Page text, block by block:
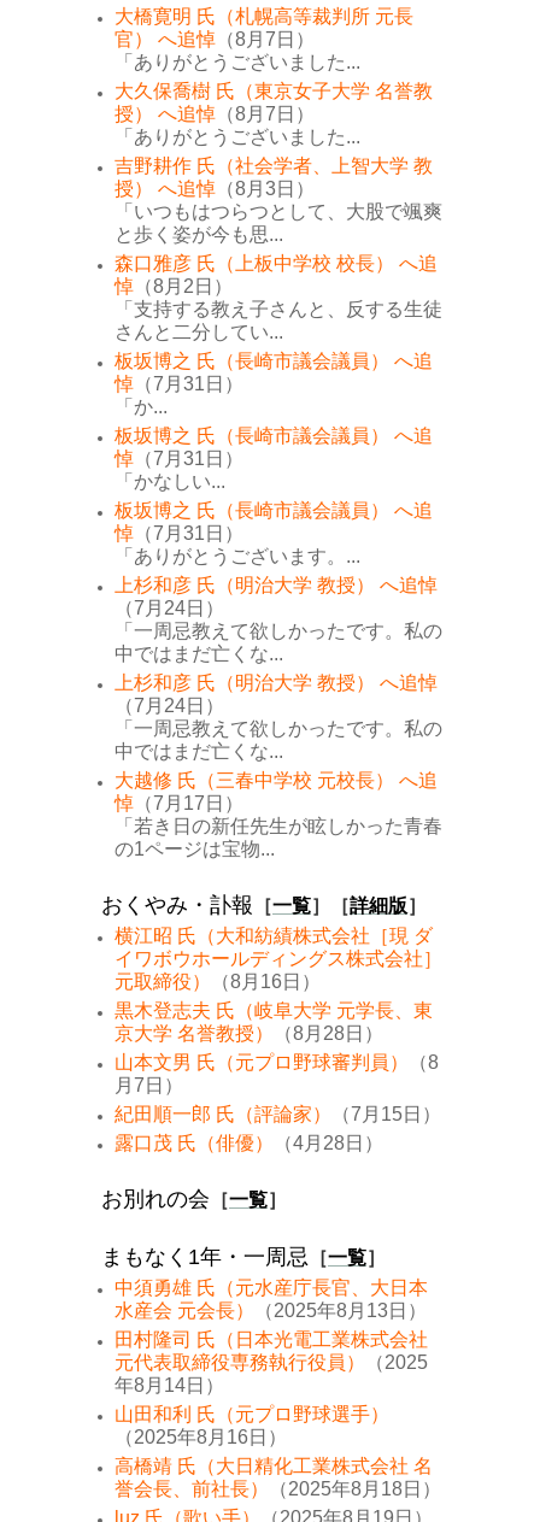
大橋寛明 氏（札幌高等裁判所 元長
官） へ追悼 （8月7日）
「ありがとうございました...
大久保喬樹 氏（東京女子大学 名誉教
授） へ追悼 （8月7日）
「ありがとうございました...
吉野耕作 氏（社会学者、上智大学 教
授） へ追悼 （8月3日）
「いつもはつらつとして、大股で颯爽
と歩く姿が今も思...
森口雅彦 氏（上板中学校 校長） へ追
悼 （8月2日）
「支持する教え子さんと、反する生徒
さんと二分してい...
板坂博之 氏（長崎市議会議員） へ追
悼 （7月31日）
「か...
板坂博之 氏（長崎市議会議員） へ追
悼 （7月31日）
「かなしい...
板坂博之 氏（長崎市議会議員） へ追
悼 （7月31日）
「ありがとうございます。...
上杉和彦 氏（明治大学 教授） へ追悼
（7月24日）
「一周忌教えて欲しかったです。私の
中ではまだ亡くな...
上杉和彦 氏（明治大学 教授） へ追悼
（7月24日）
「一周忌教えて欲しかったです。私の
中ではまだ亡くな...
大越修 氏（三春中学校 元校長） へ追
悼 （7月17日）
「若き日の新任先生が眩しかった青春
の1ページは宝物...
おくやみ・訃報 ［一覧］［詳細版］
横江昭 氏（大和紡績株式会社［現 ダ
イワボウホールディングス株式会社］
元取締役）
（8月16日）
黒木登志夫 氏（岐阜大学 元学長、東
京大学 名誉教授）
（8月28日）
山本文男 氏（元プロ野球審判員）
（8
月7日）
紀田順一郎 氏（評論家）
（7月15日）
露口茂 氏（俳優）
（4月28日）
お別れの会 ［一覧］
まもなく1年・一周忌 ［一覧］
中須勇雄 氏（元水産庁長官、大日本
水産会 元会長）
（2025年8月13日）
田村隆司 氏（日本光電工業株式会社
元代表取締役専務執行役員）
（2025
年8月14日）
山田和利 氏（元プロ野球選手）
（2025年8月16日）
高橋靖 氏（大日精化工業株式会社 名
誉会長、前社長）
（2025年8月18日）